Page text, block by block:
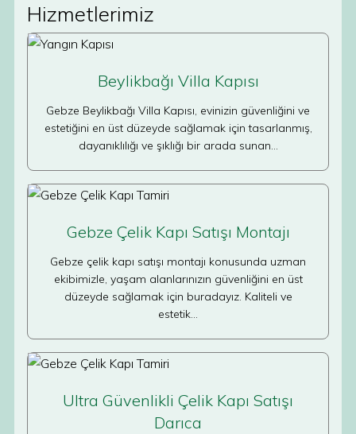
Hizmetlerimiz
Beylikbağı Villa Kapısı
Gebze Beylikbağı Villa Kapısı, evinizin güvenliğini ve
estetiğini en üst düzeyde sağlamak için tasarlanmış,
dayanıklılığı ve şıklığı bir arada sunan…
Gebze Çelik Kapı Satışı Montajı
Gebze çelik kapı satışı montajı konusunda uzman
ekibimizle, yaşam alanlarınızın güvenliğini en üst
düzeyde sağlamak için buradayız. Kaliteli ve
estetik…
Ultra Güvenlikli Çelik Kapı Satışı
Darıca